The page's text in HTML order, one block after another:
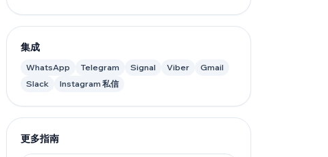
集成
WhatsApp Telegram Signal Viber
Gmail
Slack
Instagram 私信
更多指南